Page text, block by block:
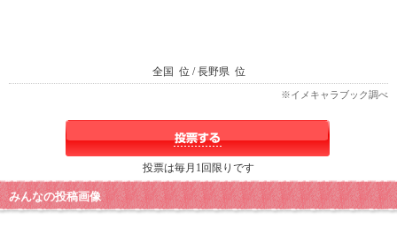
全国 位 / 長野県 位
※イメキャラブック調べ
投票は毎月1回限りです
みんなの投稿画像